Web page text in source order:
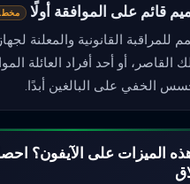
قائم على الموافقة أولًا
للمراقبة القانونية والمعلنة
القاصر، أو أحد أفراد العائلة
الخفي على البالغين أبدًا.
الميزات على الآيفون؟